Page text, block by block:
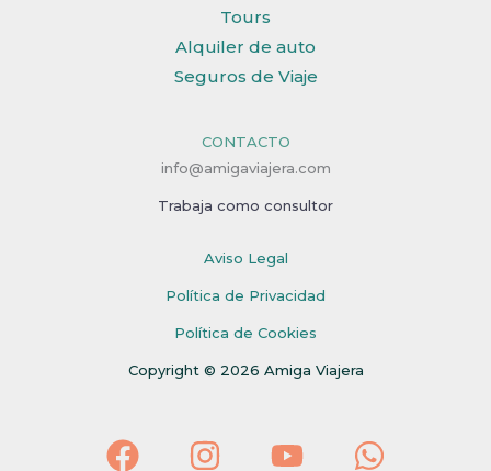
Tours
Alquiler de auto
Seguros de Viaje
CONTACTO
info@amigaviajera.com
Trabaja como consultor
Aviso Legal
Política de Privacidad
Política de Cookies
Copyright © 2026 Amiga Viajera